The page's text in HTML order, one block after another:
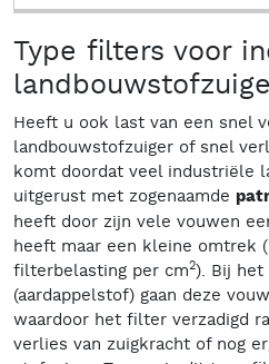
Type filters voor
Heeft u ook last van een snel
landbouwstofzuiger of snel
komt doordat veel industriële
uitgerust met zogenaamde
heeft door zijn vele vouwen
heeft maar een kleine omtrek
filterbelasting per cm2). Bij het
(aardappelstof) gaan deze
waardoor het filter verzadigd
verlies van zuigkracht of nog